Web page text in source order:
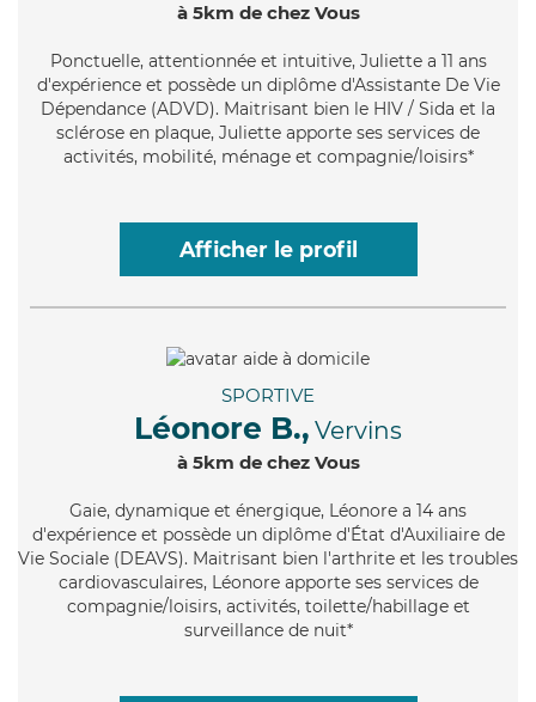
à 5km de chez Vous
Ponctuelle, attentionnée et intuitive, Juliette a 11 ans
d'expérience et possède un diplôme d'Assistante De Vie
Dépendance (ADVD). Maitrisant bien le HIV / Sida et la
sclérose en plaque, Juliette apporte ses services de
activités, mobilité, ménage et compagnie/loisirs*
Afficher le profil
SPORTIVE
Léonore B., Vervins
à 5km de chez Vous
Gaie, dynamique et énergique, Léonore a 14 ans
d'expérience et possède un diplôme d'État d'Auxiliaire de
Vie Sociale (DEAVS). Maitrisant bien l'arthrite et les troubles
cardiovasculaires, Léonore apporte ses services de
compagnie/loisirs, activités, toilette/habillage et
surveillance de nuit*